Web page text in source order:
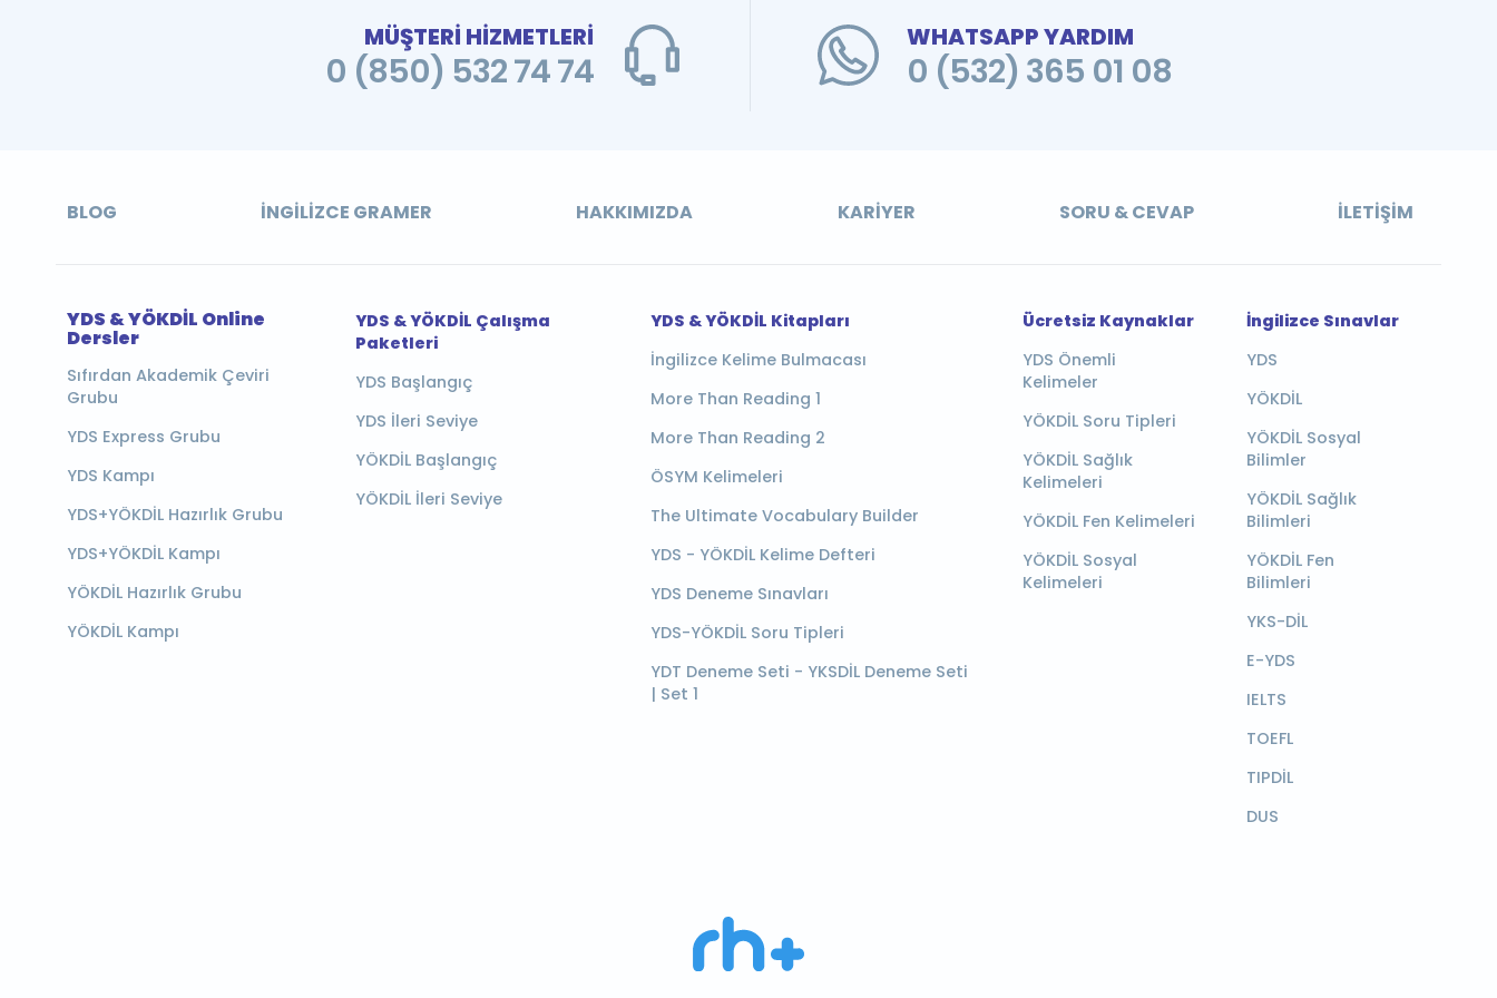
MÜŞTERİ HİZMETLERİ
0 (850) 532 74 74
WHATSAPP YARDIM
0 (532) 365 01 08
BLOG İNGILIZCE GRAMER HAKKIMIZDA KARIYER SORU & CEVAP İLETIŞIM
YDS & YÖKDİL Online
Dersler
Sıfırdan Akademik Çeviri
Grubu
YDS Express Grubu
YDS Kampı
YDS+YÖKDİL Hazırlık Grubu
YDS+YÖKDİL Kampı
YÖKDİL Hazırlık Grubu
YÖKDİL Kampı
YDS & YÖKDİL Çalışma
Paketleri
YDS Başlangıç
YDS İleri Seviye
YÖKDİL Başlangıç
YÖKDİL İleri Seviye
YDS & YÖKDİL Kitapları
İngilizce Kelime Bulmacası
More Than Reading 1
More Than Reading 2
ÖSYM Kelimeleri
The Ultimate Vocabulary Builder
YDS - YÖKDİL Kelime Defteri
YDS Deneme Sınavları
YDS-YÖKDİL Soru Tipleri
YDT Deneme Seti - YKSDİL Deneme Seti
| Set 1
Ücretsiz Kaynaklar
YDS Önemli
Kelimeler
YÖKDİL Soru Tipleri
YÖKDİL Sağlık
Kelimeleri
YÖKDİL Fen Kelimeleri
YÖKDİL Sosyal
Kelimeleri
İngilizce Sınavlar
YDS
YÖKDİL
YÖKDİL Sosyal
Bilimler
YÖKDİL Sağlık
Bilimleri
YÖKDİL Fen
Bilimleri
YKS-DİL
E-YDS
IELTS
TOEFL
TIPDİL
DUS